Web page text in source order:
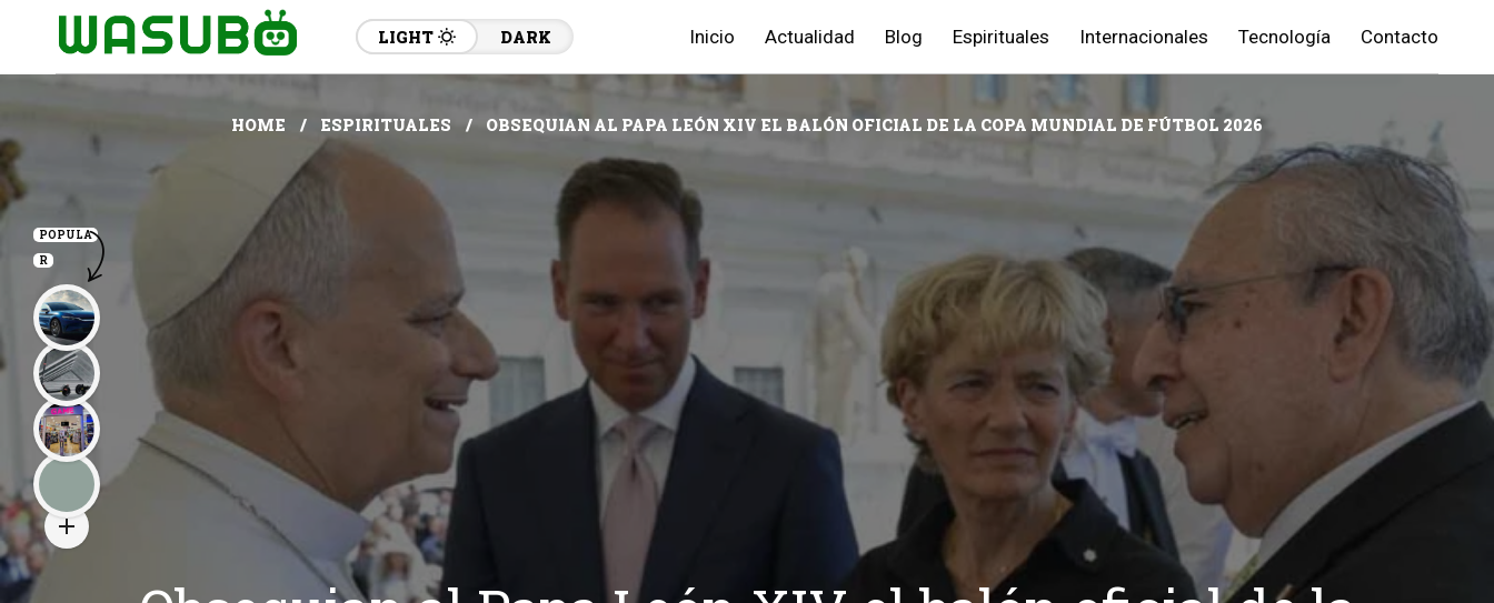
LIGHT DARK Inicio Actualidad Blog Espirituales Internacionales Tecnología Contacto
HOME ESPIRITUALES OBSEQUIAN AL PAPA LEÓN XIV EL BALÓN OFICIAL DE LA COPA MUNDIAL DE FÚTBOL 2026
POPULA
R